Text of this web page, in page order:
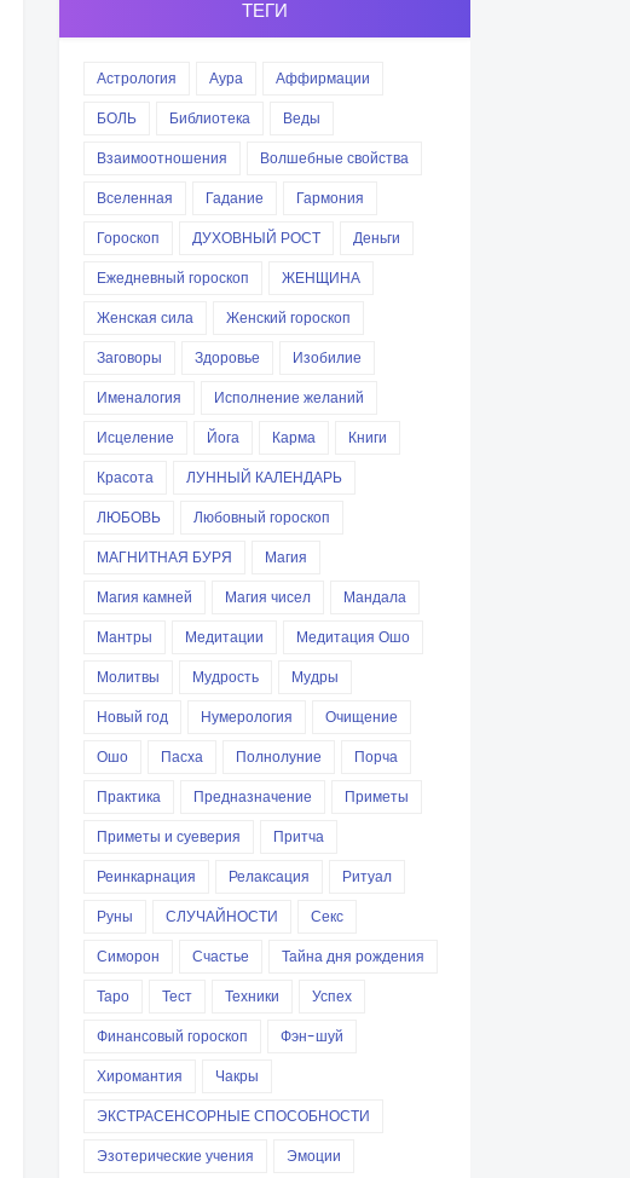
ТЕГИ
Астрология Аура
Аффирмации
БОЛЬ
Библиотека
Веды
Взаимоотношения
Волшебные свойства
Вселенная
Гадание
Гармония
Гороскоп
ДУХОВНЫЙ РОСТ
Деньги
Ежедневный гороскоп
ЖЕНЩИНА
Женская сила
Женский гороскоп
Заговоры
Здоровье
Изобилие
Именалогия
Исполнение желаний
Исцеление
Йога Карма
Книги
Красота
ЛУННЫЙ КАЛЕНДАРЬ
ЛЮБОВЬ
Любовный гороскоп
МАГНИТНАЯ БУРЯ
Магия
Магия камней
Магия чисел
Мандала
Мантры
Медитации
Медитация Ошо
Молитвы
Мудрость
Мудры
Новый год
Нумерология
Очищение
Ошо
Пасха Полнолуние
Порча
Практика
Предназначение
Приметы
Приметы и суеверия
Притча
Реинкарнация
Релаксация
Ритуал
Руны
СЛУЧАЙНОСТИ
Секс
Симорон
Счастье
Тайна дня рождения
Таро
Тест Техники
Успех
Финансовый гороскоп
Фэн-шуй
Хиромантия
Чакры
ЭКСТРАСЕНСОРНЫЕ СПОСОБНОСТИ
Эзотерические учения
Эмоции